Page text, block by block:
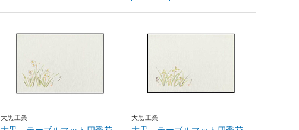
大黒工業 大黒工業